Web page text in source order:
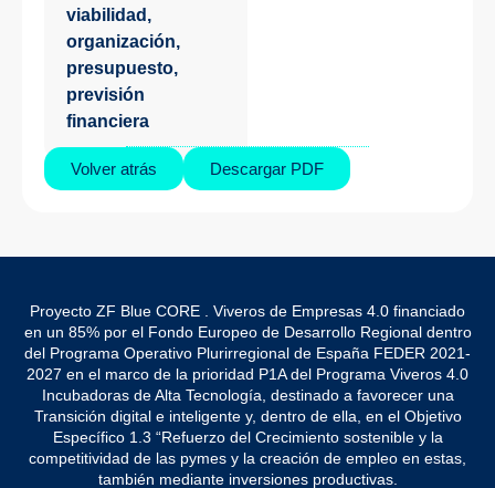
viabilidad,
organización,
presupuesto,
previsión
financiera
Volver atrás Descargar PDF
Proyecto ZF Blue CORE . Viveros de Empresas 4.0 financiado
en un 85% por el Fondo Europeo de Desarrollo Regional dentro
del Programa Operativo Plurirregional de España FEDER 2021-
2027 en el marco de la prioridad P1A del Programa Viveros 4.0
Incubadoras de Alta Tecnología, destinado a favorecer una
Transición digital e inteligente y, dentro de ella, en el Objetivo
Específico 1.3 “Refuerzo del Crecimiento sostenible y la
competitividad de las pymes y la creación de empleo en estas,
también mediante inversiones productivas.